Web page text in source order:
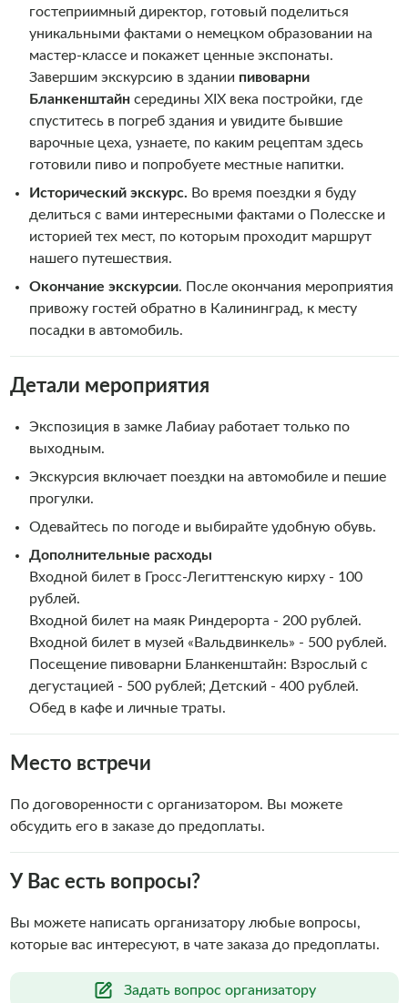
гостеприимный директор, готовый поделиться
уникальными фактами о немецком образовании на
мастер-классе и покажет ценные экспонаты.
Завершим экскурсию в здании пивоварни
Бланкенштайн середины XIX века постройки, где
спуститесь в погреб здания и увидите бывшие
варочные цеха, узнаете, по каким рецептам здесь
готовили пиво и попробуете местные напитки.
Исторический экскурс. Во время поездки я буду
делиться с вами интересными фактами о Полесске и
историей тех мест, по которым проходит маршрут
нашего путешествия.
Окончание экскурсии. После окончания мероприятия
привожу гостей обратно в Калининград, к месту
посадки в автомобиль.
Детали мероприятия
Экспозиция в замке Лабиау работает только по
выходным.
Экскурсия включает поездки на автомобиле и пешие
прогулки.
Одевайтесь по погоде и выбирайте удобную обувь.
Дополнительные расходы
Входной билет в Гросс-Легиттенскую кирху - 100
рублей.
Входной билет на маяк Риндерорта - 200 рублей.
Входной билет в музей «Вальдвинкель» - 500 рублей.
Посещение пивоварни Бланкенштайн: Взрослый с
дегустацией - 500 рублей; Детский - 400 рублей.
Обед в кафе и личные траты.
Место встречи
По договоренности с организатором. Вы можете
обсудить его в заказе до предоплаты.
У Вас есть вопросы?
Задать вопрос организатору
Вы можете написать организатору любые вопросы,
которые вас интересуют, в чате заказа до предоплаты.